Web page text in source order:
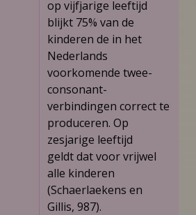
op vijfjarige leeftijd
blijkt 75% van de
kinderen de in het
Nederlands
voorkomende twee-
consonant­
verbindingen correct te
produceren. Op
zesjarige leeftijd
geldt dat voor vrijwel
alle kinderen
(Schaerlaekens en
Gillis, 987).